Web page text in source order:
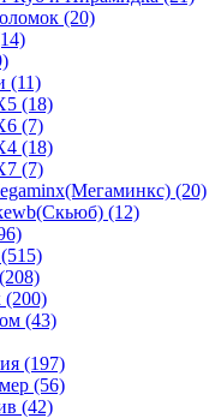
(20)
(11)
(18)
(7)
(18)
(7)
(20)
(12)
(515)
(208)
(200)
(43)
(197)
(56)
(42)